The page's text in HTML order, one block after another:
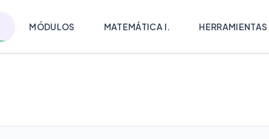
MÓDULOS MATEMÁTICA I. HERRAMIENTAS